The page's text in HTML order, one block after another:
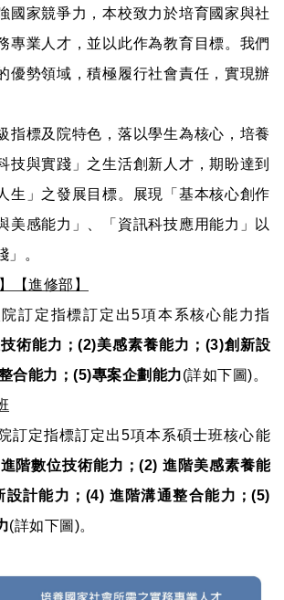
國家競爭力，本校致力於培育國家與社
專業人才，並以此作為教育目標。我們
優勢領域，積極履行社會責任，實現辦
指標及院特色，落以學生為核心，培養
技與實踐」之生活創新人才，期盼達到
生」之發展目標。展現「基本核心創作
美感能力」、「資訊科技應用能力」以
」。
【進修部】
訂定指標訂定出5項本系核心能力指
術能力；(2)美感素養能力；(3)創新設
合能力；(5)專案企劃能力(詳如下圖)。
訂定指標訂定出5項本系碩士班核心能
階數位技術能力；(2) 進階美感素養能
設計能力；(4) 進階溝通整合能力；(5)
(詳如下圖)。